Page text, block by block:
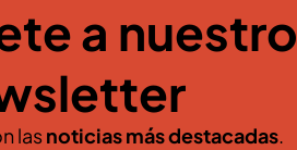
a nuestro
lasnoticias más destacadas.